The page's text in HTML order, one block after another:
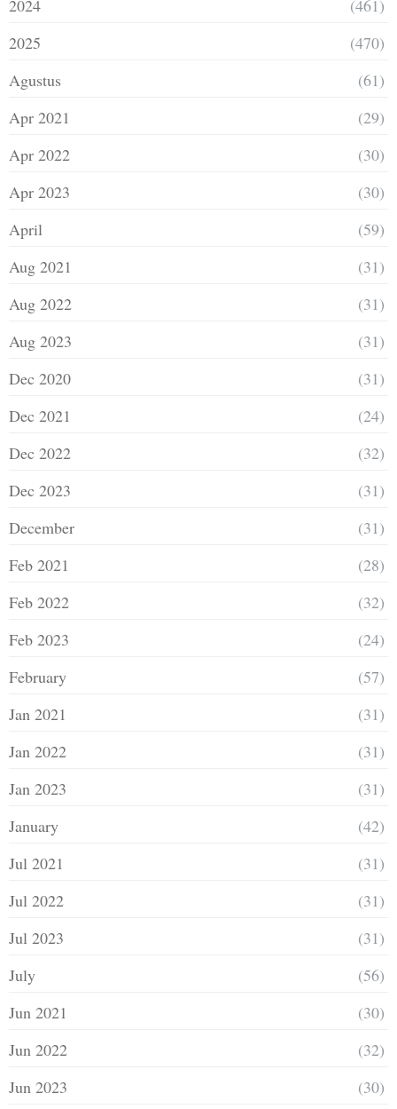
2024
(461)
2025
(470)
Agustus
(61)
Apr 2021
(29)
Apr 2022
(30)
Apr 2023
(30)
April
(59)
Aug 2021
(31)
Aug 2022
(31)
Aug 2023
(31)
Dec 2020
(31)
Dec 2021
(24)
Dec 2022
(32)
Dec 2023
(31)
December
(31)
Feb 2021
(28)
Feb 2022
(32)
Feb 2023
(24)
February
(57)
Jan 2021
(31)
Jan 2022
(31)
Jan 2023
(31)
January
(42)
Jul 2021
(31)
Jul 2022
(31)
Jul 2023
(31)
July
(56)
Jun 2021
(30)
Jun 2022
(32)
Jun 2023
(30)